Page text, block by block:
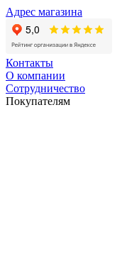
Адрес магазина
Контакты
О компании
Сотрудничество
Покупателям